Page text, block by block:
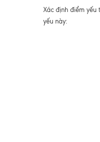
Xác định điểm yếu
yếu này: